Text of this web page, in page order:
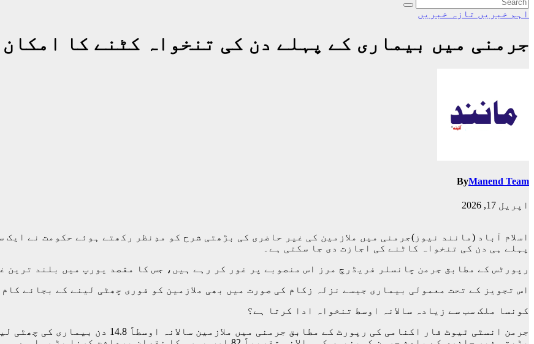
اہم خبریں تازہ خبریں
جرمنی میں بیماری کے پہلے دن کی تنخواہ کٹنے کا امکان
ByManend Team
اپریل 17, 2026
اسلام آباد (مانند نیوز)جرمنی میں ملازمین کی غیر حاضری کی بڑھتی شرح کو مدِنظر رکھتے ہوئے حکومت نے
پہلے ہی دن کی تنخواہ کاٹنے کی اجازت دی جا سکتی ہے۔
رپورٹس کے مطابق جرمن چانسلر فریڈرچ مرز اس منصوبے پر غور کر رہے ہیں، جس کا مقصد یورپ میں بلند ترین
اس تجویز کے تحت معمولی بیماری جیسے نزلہ زکام کی صورت میں بھی ملازمین کو فوری چھٹی لینے کے بجائے
کونسا ملک سب سے زیادہ سالانہ اوسط تنخواہ ادا کرتا ہے؟